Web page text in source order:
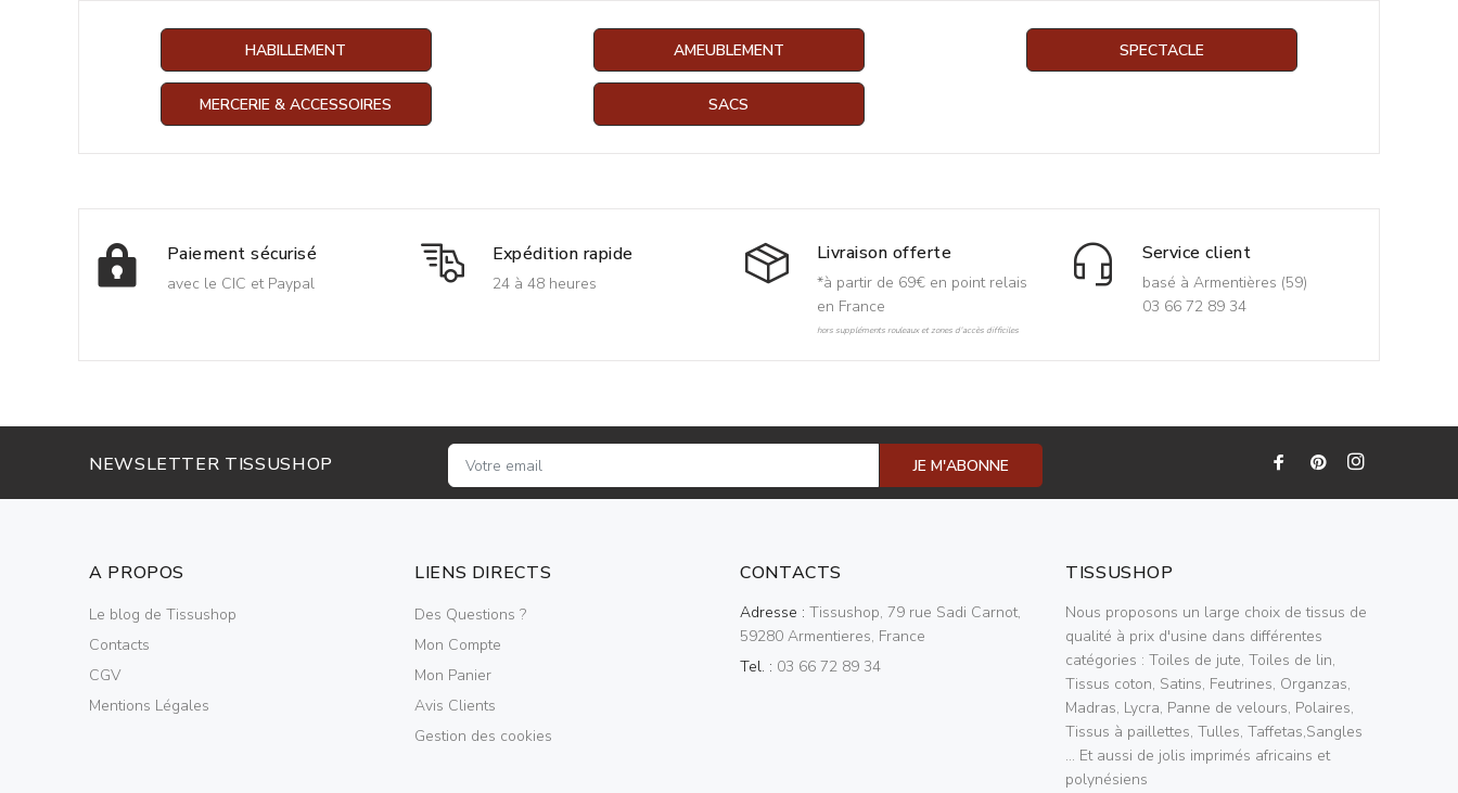
HABILLEMENT AMEUBLEMENT SPECTACLE
MERCERIE & ACCESSOIRES SACS
Paiement sécurisé
avec le CIC et Paypal
Expédition rapide
24 à 48 heures
Livraison offerte
*à partir de 69€ en point relais
en France
hors suppléments rouleaux et zones d'accès difficiles
Service client
basé à Armentières (59)
03 66 72 89 34
NEWSLETTER TISSUSHOP JE M'ABONNE
A PROPOS
Le blog de Tissushop
Contacts
CGV
Mentions Légales
LIENS DIRECTS
Des Questions ?
Mon Compte
Mon Panier
Avis Clients
Gestion des cookies
CONTACTS
Adresse : Tissushop, 79 rue Sadi Carnot,
59280 Armentieres, France
Tel. : 03 66 72 89 34
TISSUSHOP
Nous proposons un large choix de tissus de
qualité à prix d'usine dans différentes
catégories : Toiles de jute, Toiles de lin,
Tissus coton, Satins, Feutrines, Organzas,
Madras, Lycra, Panne de velours, Polaires,
Tissus à paillettes, Tulles, Taffetas,Sangles
... Et aussi de jolis imprimés africains et
polynésiens